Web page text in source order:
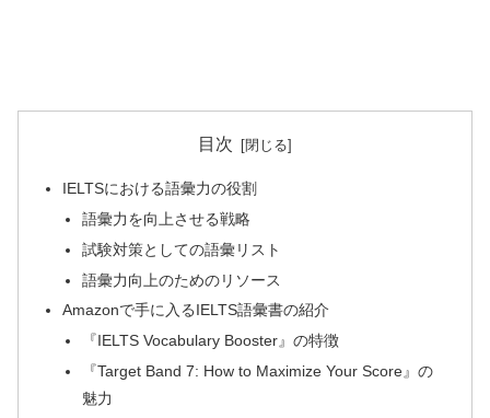
目次
IELTSにおける語彙力の役割
語彙力を向上させる戦略
試験対策としての語彙リスト
語彙力向上のためのリソース
Amazonで手に入るIELTS語彙書の紹介
『IELTS Vocabulary Booster』の特徴
『Target Band 7: How to Maximize Your Score』の
魅力